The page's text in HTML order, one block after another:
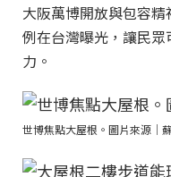
大阪萬博開放與包容
例在台灣曝光，讓民
力。
世博焦點大屋根。圖片來源｜